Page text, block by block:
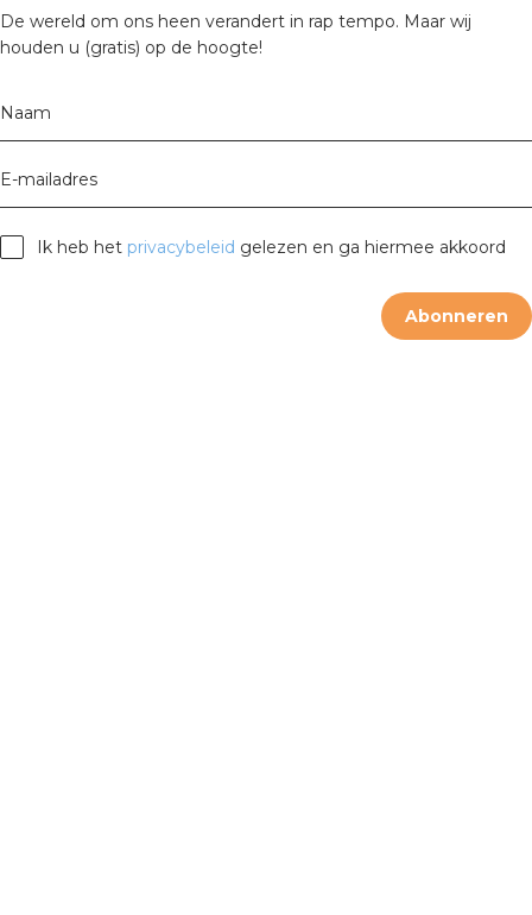
waarde
De wereld om ons heen verandert in rap tempo. Maar wij
houden u (gratis) op de hoogte!
Naam
E-mailadres
Ik heb het privacybeleid gelezen en ga hiermee akkoord
Abonneren